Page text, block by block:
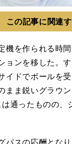
この記事に関連
を作られる時
ョンを移した。
イドでボールを
まま鋭いグラウ
通ったものの
スの応酬とな